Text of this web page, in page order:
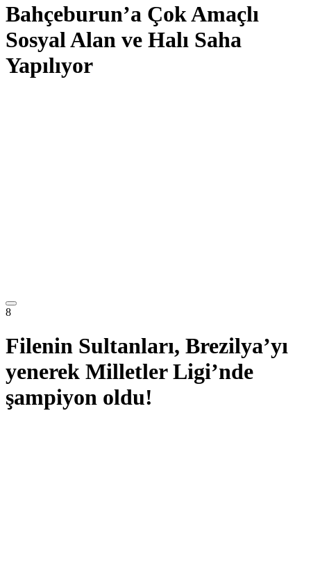
Bahçeburun’a Çok Amaçlı
Sosyal Alan ve Halı Saha
Yapılıyor
8
Filenin Sultanları, Brezilya’yı
yenerek Milletler Ligi’nde
şampiyon oldu!